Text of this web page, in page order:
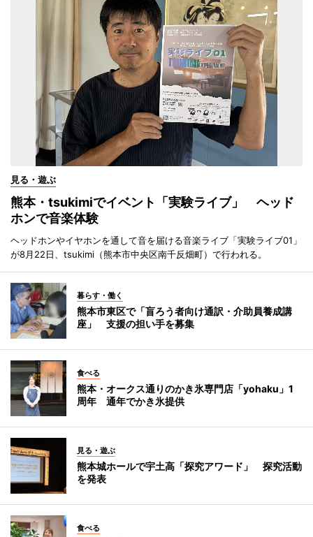
見る・遊ぶ
熊本・tsukimiでイベント「実験ライブ」 ヘッド
ホンで音楽体験
ヘッドホンやイヤホンを通して音を届ける音楽ライブ「実験ライブ01」
が8月22日、tsukimi（熊本市中央区南千反畑町）で行われる。
暮らす・働く
熊本市東区で「盲ろう者向け通訳・介助員養成講
座」 支援の担い手を募集
食べる
熊本・オークス通りのかき氷専門店「yohaku」1
周年 通年でかき氷提供
見る・遊ぶ
熊本城ホールで宇土高「探究アワード」 探究活動
を発表
食べる